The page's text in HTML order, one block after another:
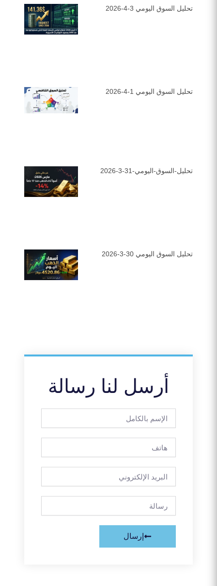
تحليل السوق اليومي 3-4-2026
تحليل السوق اليومي 1-4-2026
تحليل-السوق-اليومي-31-3-2026
تحليل السوق اليومي 30-3-2026
أرسل لنا رسالة
بالكامل
الإلكتروني
إرسال